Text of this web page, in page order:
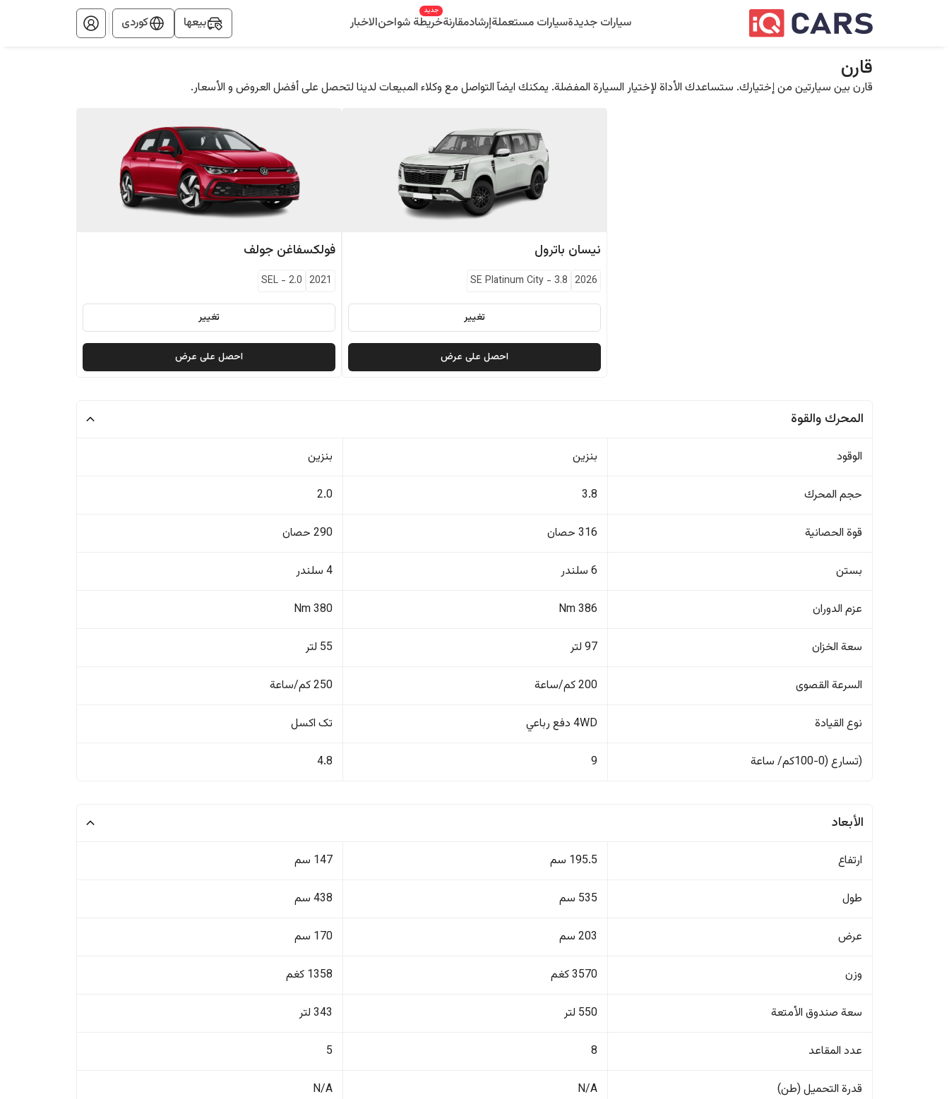
سيارات جديدةسيارات مستعملةإرشادمقارنةخريطة شواحن
جديد
الاخبار بيعها کوردی
قارن
قارن بين سيارتين من إختيارك. ستساعدك الأداة لإختيار السيارة المفضلة. يمكنك ايضآ التواصل مع وكلاء المبيعات لدينا لتحصل على أفضل العروض و الأسعار.
نيسان باترول
2026
SE Platinum City - 3.8
تغيير
احصل على عرض
فولكسفاغن جولف
2021
SEL- 2.0
تغيير
احصل على عرض
المحرك والقوة
الوقود بنزين بنزين
حجم المحرك 3.8
2.0
قوة الحصانية 316 حصان 290 حصان
بستن 6 سلندر 4 سلندر
عزم الدوران 386 Nm
380 Nm
سعة الخزان 97 لتر 55 لتر
السرعة القصوى 200 كم/ساعة 250 كم/ساعة
نوع القيادة 4WD دفع رباعي تک اکسل
(تسارع (0-100كم/ ساعة 9
4.8
الأبعاد
ارتفاع 195.5 سم 147 سم
طول 535 سم 438 سم
عرض 203 سم 170 سم
وزن 3570 كغم 1358 كغم
سعة صندوق الأمتعة 550 لتر 343 لتر
عدد المقاعد 8
5
قدرة التحميل (طن) N/A
N/A